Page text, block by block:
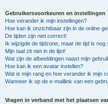
Gebruikersvoorkeuren en instellingen
Hoe verander ik mijn instellingen?
Hoe kan ik onzichtbaar zijn in de online
De tijden zijn niet correct!
Ik wijzigde de tijdzone, maar de tijd is
Mijn taal zit niet in de lijst!
Wat zijn de afbeeldingen naast mijn
Hoe kan ik een avatar instellen?
Wat is mijn rang en hoe verander ik mijn
Wanneer ik op de e-maillink van een
Vragen in verband met het plaatsen